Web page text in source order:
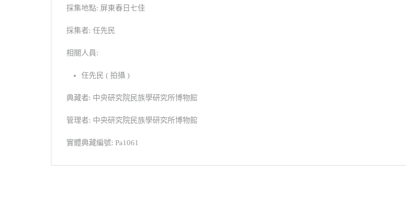
採集地點: 屏東春日七佳
採集者: 任先民
相關人員:
任先民 ( 拍攝 )
典藏者: 中央研究院民族學研究所博物館
管理者: 中央研究院民族學研究所博物館
實體典藏編號: Pa1061